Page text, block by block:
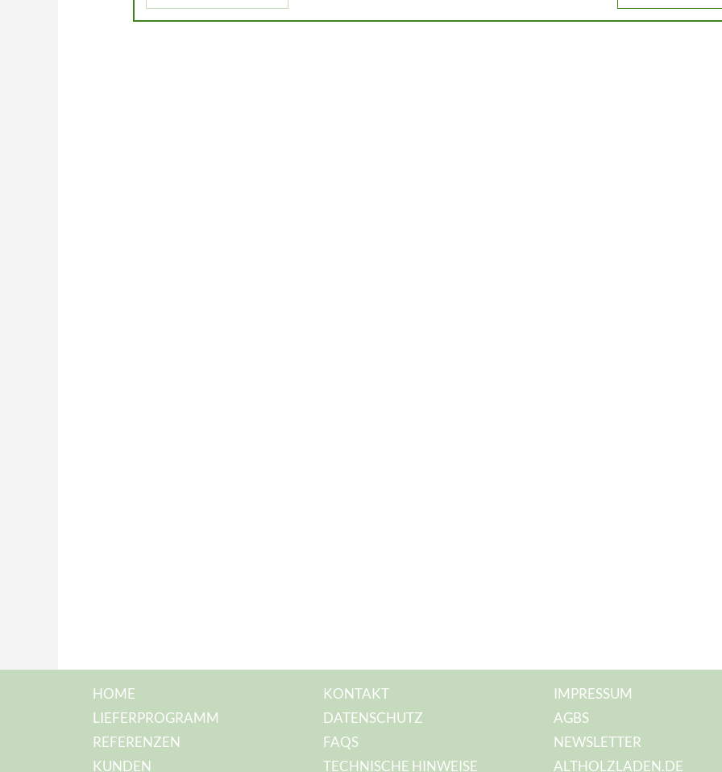
HOME
LIEFERPROGRAMM
REFERENZEN
KUNDEN
KONTAKT
DATENSCHUTZ
FAQS
TECHNISCHE HINWEISE
IMPRESSUM
AGBS
NEWSLETTER
ALTHOLZLADEN.DE